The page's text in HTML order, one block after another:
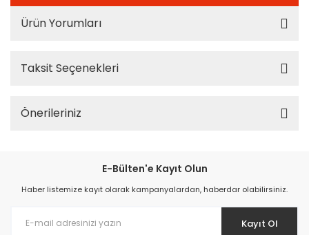
Ürün Yorumları
Taksit Seçenekleri
Önerileriniz
E-Bülten'e Kayıt Olun
Haber listemize kayıt olarak kampanyalardan, haberdar olabilirsiniz.
Kayıt Ol